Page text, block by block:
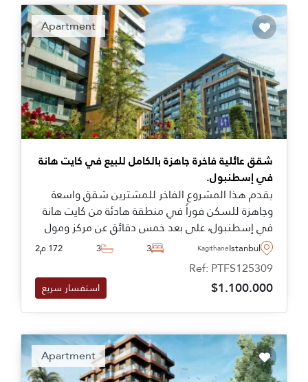
Apartment
شقق عائلية فاخرة جاهزة بالكامل للبيع في كايت هانة
في إسطنبول.
يقدم هذا المشروع الفاخر للمشترين شقق واسعة
وجاهزة للسكن فوراً في منطقة هادئة من كايت هانة
في إسطنبول، على بعد خمس دقائق عن مركز ومول
التسوق فادي إسطنبول.
Istanbul
Kagithane
3
3 172 م2
Ref: PTFS125309
$1.100.000 استفسار سريع
Apartment